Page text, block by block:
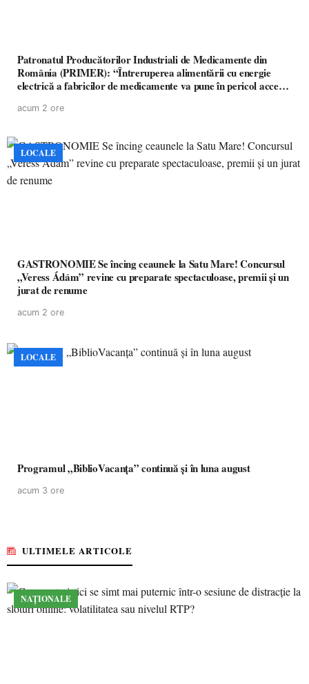
Patronatul Producătorilor Industriali de Medicamente din
România (PRIMER): “Întreruperea alimentării cu energie
electrică a fabricilor de medicamente va pune în pericol accesul
acum 2 ore
LOCALE
GASTRONOMIE Se încing ceaunele la Satu Mare! Concursul
„Veress Ádám” revine cu preparate spectaculoase, premii și un
jurat de renume
acum 2 ore
LOCALE
Programul „BiblioVacanța” continuă și în luna august
acum 3 ore
ULTIMELE ARTICOLE
NAȚIONALE